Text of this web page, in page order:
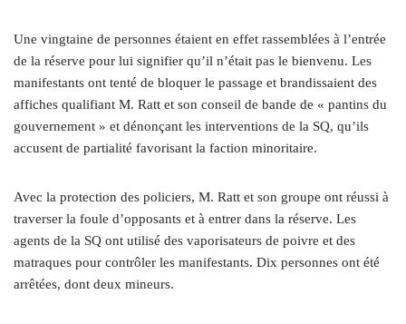
Une vingtaine de personnes étaient en effet rassemblées à l’entrée
de la réserve pour lui signifier qu’il n’était pas le bienvenu. Les
manifestants ont tenté de bloquer le passage et brandissaient des
affiches qualifiant M. Ratt et son conseil de bande de « pantins du
gouvernement » et dénonçant les interventions de la SQ, qu’ils
accusent de partialité favorisant la faction minoritaire.
Avec la protection des policiers, M. Ratt et son groupe ont réussi à
traverser la foule d’opposants et à entrer dans la réserve. Les
agents de la SQ ont utilisé des vaporisateurs de poivre et des
matraques pour contrôler les manifestants. Dix personnes ont été
arrêtées, dont deux mineurs.